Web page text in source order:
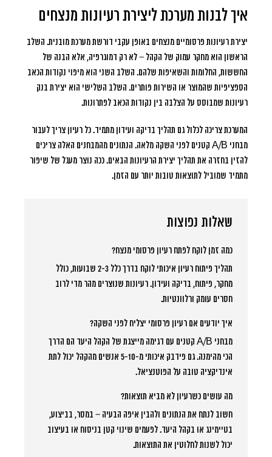
איך לבנות מערכת ליצירת רעיונות מנצחים
יצירת רעיונות פרסומיים מנצחים באופן עקבי דורשת מערכת מובנית. השלב
הראשון הוא מחקר עמוק של הקהל – לא רק דמוגרפיה, אלא הבנה של
החששות, החלומות והשאיפות שלהם. השלב השני הוא מיפוי נקודות הכאב
הספציפיות שהמוצר או השירות פותרים. השלב השלישי הוא יצירת בנק
רעיונות שמבוסס על הצלבה בין נקודות הכאב לפתרונות.
המערכת צריכה לכלול גם תהליך בדיקה ועידון מתמיד. כל רעיון צריך לעבור
מבחני A/B קטנים לפני השקה מלאה. הנתונים מהמבחנים האלה צריכים
להזין בחזרה את תהליך יצירת הרעיונות הבאים. ככה נוצר מעגל של שיפור
מתמיד שמוביל לתוצאות טובות יותר עם הזמן.
שאלות נפוצות
כמה זמן לוקח לפתח רעיון פרסומי מנצח?
תהליך פיתוח רעיון איכותי לוקח בדרך כלל 2-3 שבועות, כולל
מחקר, פיתוח, בדיקה ועידון. רעיונות שנוצרים מהר מדי לרוב
חסרים עומק ורלוונטיות.
איך יודעים אם רעיון פרסומי יצליח לפני השקה?
מבחני A/B קטנים עם דגימה מייצגת של הקהל היעד הם הדרך
הכי מהימנה. גם פידבק איכותי מ-5-10 אנשים מהקהל יכול לתת
אינדיקציה טובה על הפוטנציאל.
מה עושים כשרעיון לא מביא תוצאות?
חשוב לנתח את הנתונים ולהבין איפה הבעיה – במסר, בביצוע,
בטיימינג או בקהל היעד. לפעמים שינוי קטן בניסוח או בעיצוב
יכול לשנות לחלוטין את התוצאות.